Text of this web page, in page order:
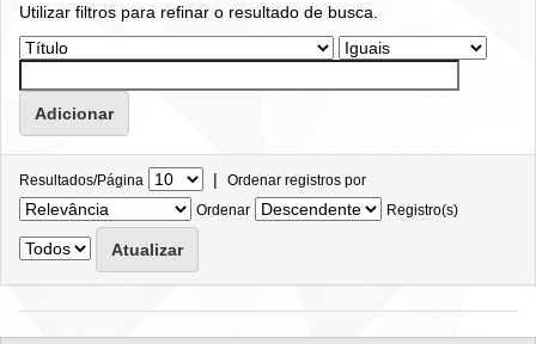
Utilizar filtros para refinar o resultado de busca.
Resultados/Página | Ordenar registros por
Ordenar
Registro(s)